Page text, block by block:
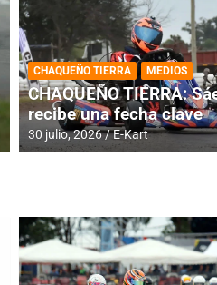
DESTACADA INFORME CENTRAL
RMC BUENOS
histórica en
4 agosto, 2026 E-Kart
CHAQUEÑO TIERRA MEDIOS
CHAQUEÑO TIERRA:
recibe una fecha clave
30 julio, 2026 E-Kart